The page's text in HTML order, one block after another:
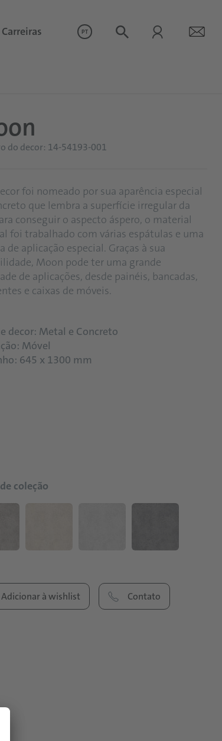
Carreiras PT
do decor: 14-54193-001
foi nomeado por sua aparência especial
que lembra a superfície irregular da
conseguir o aspecto áspero, o material
foi trabalhado com várias espátulas e uma
de aplicação especial. Graças à sua
Moon pode ter uma grande
de aplicações, desde painéis, bancadas,
e caixas de móveis.
decor: Metal e Concreto
Móvel
645 x 1300 mm
coleção
Adicionar à wishlist Contato